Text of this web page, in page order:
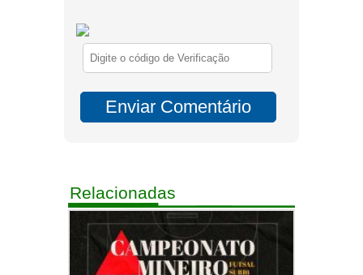
Relacionadas